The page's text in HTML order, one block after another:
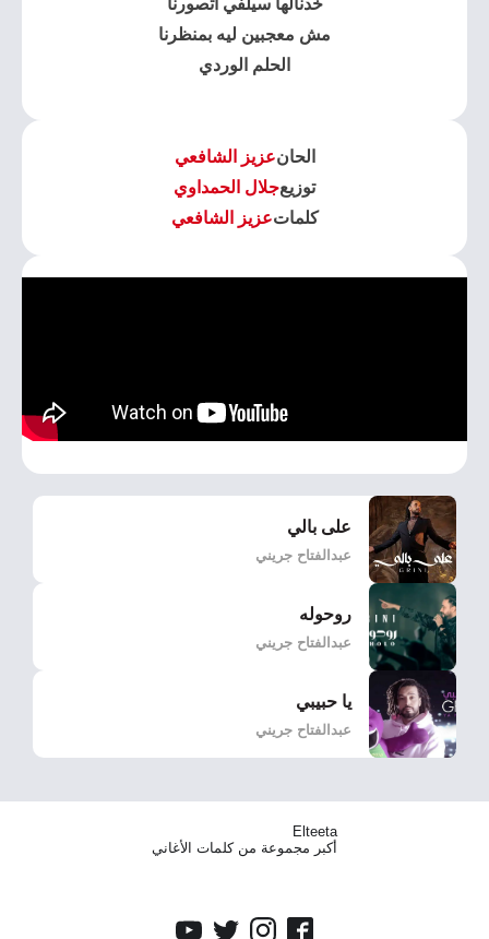
خدنالها سيلفي اتصورنا
مش معجبين ليه بمنظرنا
الحلم الوردي
الحانعزيز الشافعي
توزيعجلال الحمداوي
كلماتعزيز الشافعي
على بالي
عبدالفتاح جريني
روحوله
عبدالفتاح جريني
يا حبيبي
عبدالفتاح جريني
Elteeta
أكبر مجموعة من كلمات الأغاني